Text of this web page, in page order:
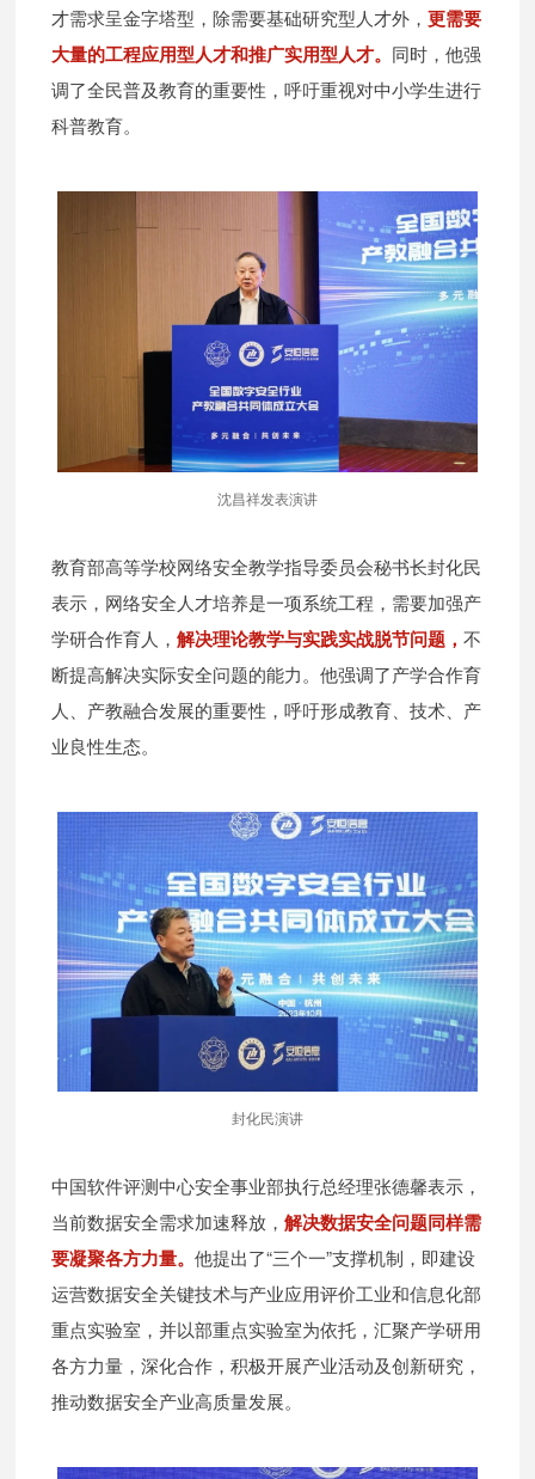
才需求呈金字塔型，除需要基础研究型人才外，更需要
大量的工程应用型人才和推广实用型人才。 同时，他强
调了全民普及教育的重要性，呼吁重视对中小学生进行
科普教育。
沈昌祥发表演讲
教育部高等学校网络安全教学指导委员会秘书长封化民
表示，网络安全人才培养是一项系统工程，需要加强产
学研合作育人，解决理论教学与实践实战脱节问题，不
断提高解决实际安全问题的能力。他强调了产学合作育
人、产教融合发展的重要性，呼吁形成教育、技术、产
业良性生态。
封化民演讲
中国软件评测中心安全事业部执行总经理张德馨表示，
当前数据安全需求加速释放，解决数据安全问题同样需
要凝聚各方力量。他提出了“三个一”支撑机制，即建设
运营数据安全关键技术与产业应用评价工业和信息化部
重点实验室，并以部重点实验室为依托，汇聚产学研用
各方力量，深化合作，积极开展产业活动及创新研究，
推动数据安全产业高质量发展。